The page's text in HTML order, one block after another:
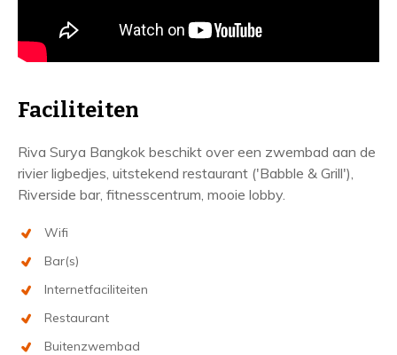
Faciliteiten
Riva Surya Bangkok beschikt over een zwembad aan de
rivier ligbedjes, uitstekend restaurant ('Babble & Grill'),
Riverside bar, fitnesscentrum, mooie lobby.
Wifi
Bar(s)
Internetfaciliteiten
Restaurant
Buitenzwembad